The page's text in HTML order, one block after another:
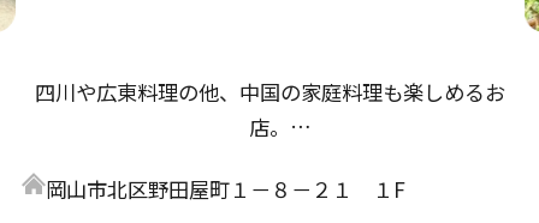
四川や広東料理の他、中国の家庭料理も楽しめるお
店。
ーが続出！
岡山市北区野田屋町１－８－２１ １F